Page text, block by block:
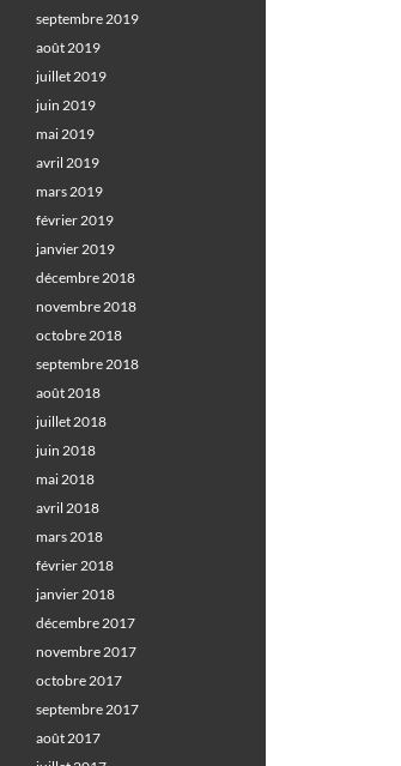
septembre 2019
août 2019
juillet 2019
juin 2019
mai 2019
avril 2019
mars 2019
février 2019
janvier 2019
décembre 2018
novembre 2018
octobre 2018
septembre 2018
août 2018
juillet 2018
juin 2018
mai 2018
avril 2018
mars 2018
février 2018
janvier 2018
décembre 2017
novembre 2017
octobre 2017
septembre 2017
août 2017